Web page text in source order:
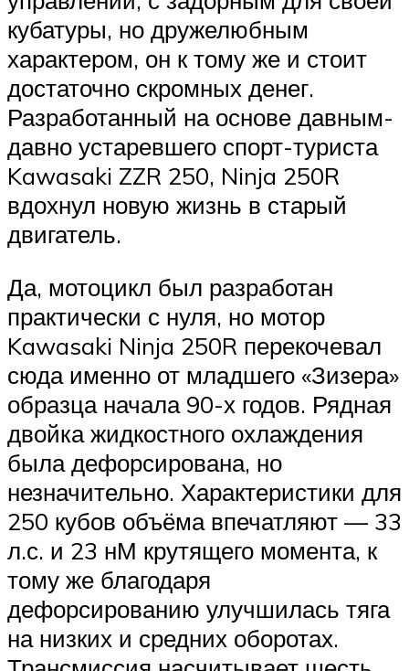
кубатуры, но дружелюбным
характером, он к тому же и стоит
достаточно скромных денег.
Разработанный на основе давным-
давно устаревшего спорт-туриста
Kawasaki ZZR 250, Ninja 250R
вдохнул новую жизнь в старый
двигатель.
Да, мотоцикл был разработан
практически с нуля, но мотор
Kawasaki Ninja 250R перекочевал
сюда именно от младшего «Зизера»
образца начала 90-х годов. Рядная
двойка жидкостного охлаждения
была дефорсирована, но
незначительно. Характеристики для
250 кубов объёма впечатляют — 33
л.с. и 23 нМ крутящего момента, к
тому же благодаря
дефорсированию улучшилась тяга
на низких и средних оборотах.